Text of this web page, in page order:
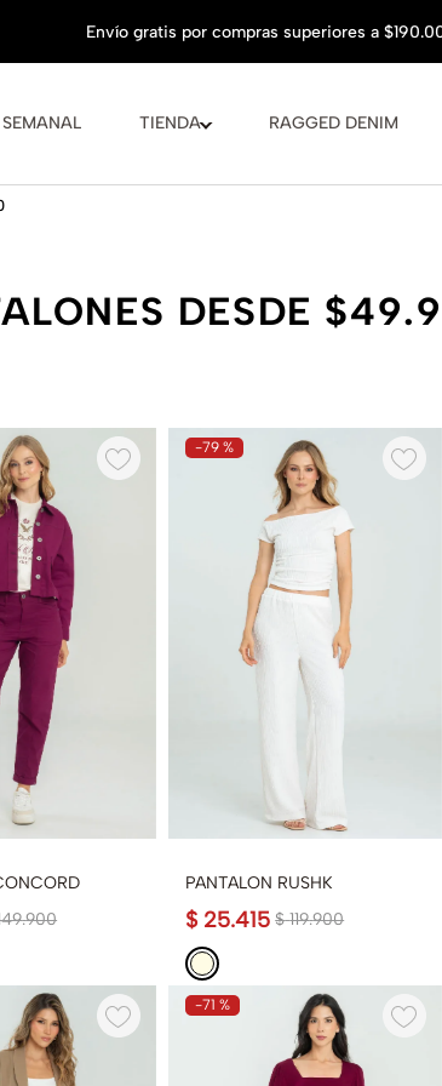
TIENDA RAGGED DENIM
DESDE
.900
-79 %
PANTALON RUSHK
$ 119.900
$ 25.415
-71 %